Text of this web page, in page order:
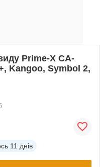
Prime-X CA-
Kangoo, Symbol 2,
11 днів